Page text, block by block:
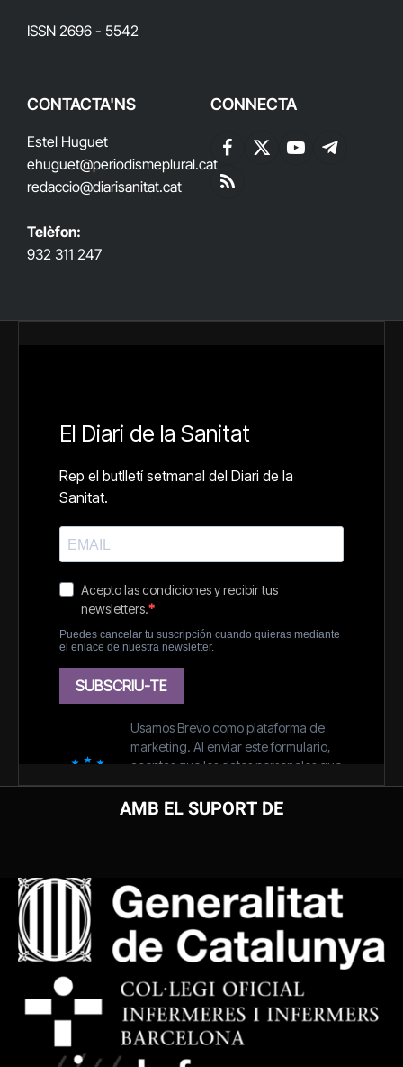
ISSN 2696 - 5542
CONTACTA'NS
Estel Huguet
ehuguet@periodismeplural.cat
redaccio@diarisanitat.cat
Telèfon:
932 311 247
CONNECTA
Facebook
X
YouTubeTelegram
RSS
AMB EL SUPORT DE